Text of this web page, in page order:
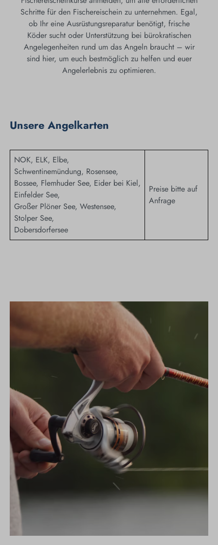
Schritte für den Fischereischein zu unternehmen. Egal,
ob Ihr eine Ausrüstungsreparatur benötigt, frische
Köder sucht oder Unterstützung bei bürokratischen
Angelegenheiten rund um das Angeln braucht – wir
sind hier, um euch bestmöglich zu helfen und euer
Angelerlebnis zu optimieren.
Unsere Angelkarten
NOK, ELK, Elbe,
Schwentinemündung, Rosensee,
Bossee, Flemhuder See, Eider bei Kiel,
Einfelder See,
Großer Plöner See, Westensee,
Stolper See,
Dobersdorfersee
Preise bitte auf
Anfrage